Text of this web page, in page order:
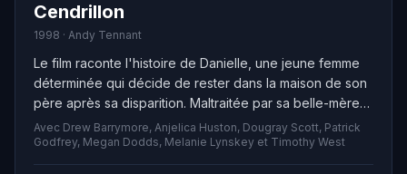
Cendrillon
1998 · Andy Tennant
Le film raconte l'histoire de Danielle, une jeune femme
déterminée qui décide de rester dans la maison de son
père après sa disparition. Maltraitée par sa belle-mère
et ses demi-sœurs, elle est belle, spirituelle et cultivée.
Elle rencontre un héritier du trône de France et se met à
le séduire. Cette histoire est inspirée de la légende de
Avec Drew Barrymore, Anjelica Huston, Dougray Scott, Patrick
Godfrey, Megan Dodds, Melanie Lynskey et Timothy West